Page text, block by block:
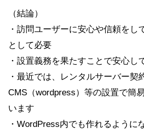
（結論）
・訪問ユーザーに安心や信頼をし
として必要
・設置義務を果たすことで安心し
・最近では、レンタルサーバー契
CMS（wordpress）等の設置で簡
います
・WordPress内でも作れるように